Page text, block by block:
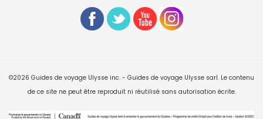
©2026 Guides de voyage Ulysse inc. - Guides de voyage Ulysse sarl. Le contenu
de ce site ne peut être reproduit ni réutilisé sans autorisation écrite.